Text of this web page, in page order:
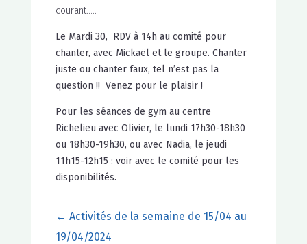
courant…..
Le Mardi 30, RDV à 14h au comité pour
chanter, avec Mickaël et le groupe. Chanter
juste ou chanter faux, tel n’est pas la
question !! Venez pour le plaisir !
Pour les séances de gym au centre
Richelieu avec Olivier, le lundi 17h30-18h30
ou 18h30-19h30, ou avec Nadia, le jeudi
11h15-12h15 : voir avec le comité pour les
disponibilités.
← Activités de la semaine de 15/04 au
19/04/2024